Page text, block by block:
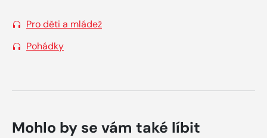
Pro děti a mládež
Pohádky
Mohlo by se vám také líbit